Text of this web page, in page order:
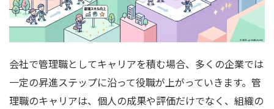
会社で管理職としてキャリアを積む場合、多くの企業では
一定の昇進ステップに沿って役職が上がっていきます。管
理職のキャリアは、個人の成果や評価だけでなく、組織の